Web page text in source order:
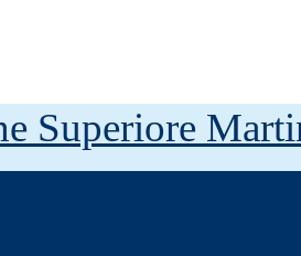
Superiore